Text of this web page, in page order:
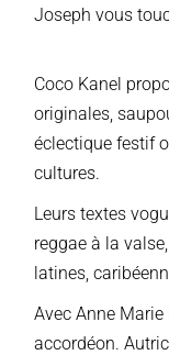
Joseph vous
Coco Kanel
originales,
éclectique festif
cultures.
Leurs textes
reggae à la
latines,
Avec Anne Marie
accordéon.